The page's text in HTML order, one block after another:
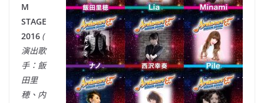
M
STAGE
2016 (
演出歌
手：飯
田里
穂、内